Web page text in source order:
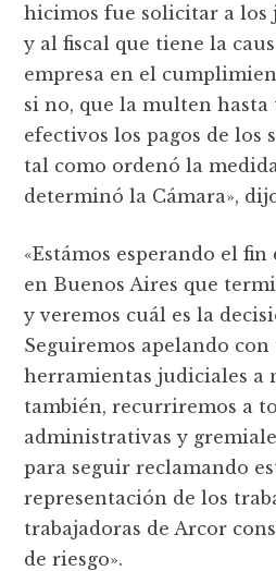
hicimos fue solicitar a los
y al fiscal que tiene la
empresa en el
si no, que la multen hasta
efectivos los pagos de los
tal como ordenó la
determinó la Cámara»,
«Estámos esperando el
en Buenos Aires que
y veremos cuál es la
Seguiremos apelando con
herramientas judiciales a
también, recurriremos a
administrativas y
para seguir reclamando
representación de los
trabajadoras de Arcor
de riesgo».